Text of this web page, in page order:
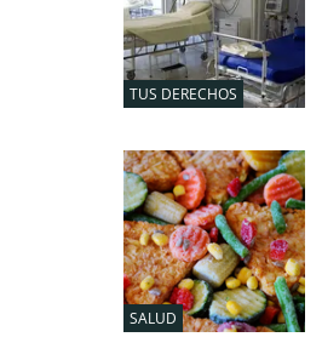
TUS DERECHOS
SALUD